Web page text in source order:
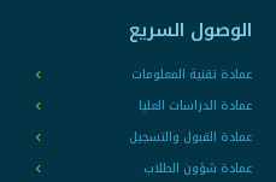
الوصول السريع
عمادة تقنية المعلومات
عمادة الدراسات العليا
عمادة القبول والتسجيل
عمادة شؤون الطلاب